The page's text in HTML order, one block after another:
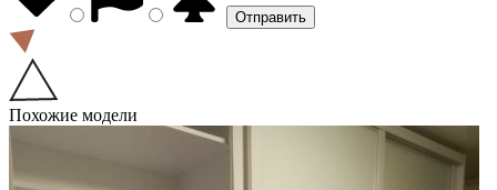
Похожие модели